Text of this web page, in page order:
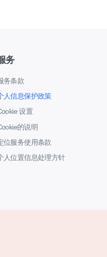
务
务条款
人信息保护政策
设置
的说明
位服务使用条款
人位置信息处理方针